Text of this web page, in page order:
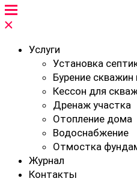
Услуги
Установка
Бурение скважин
Кессон для
Дренаж участка
Отопление дома
Водоснабжение
Отмостка
Журнал
Контакты